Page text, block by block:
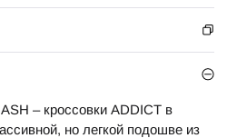
– кроссовки ADDICT в
но легкой подошве из